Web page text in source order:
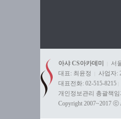
아샤 CS아카데미
서
대표: 최윤정
사업자:
대표전화: 02-515-8215
개인정보관리 총괄책임
Copyright 2007~2017